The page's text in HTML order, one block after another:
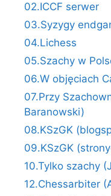
02.ICCF serwer
03.Syzygy
04.Lichess
05.Szachy w
06.W objęciach
07.Przy
Baranowski)
08.KSzGK
09.KSzGK
10.Tylko szachy
12.Chessarbiter